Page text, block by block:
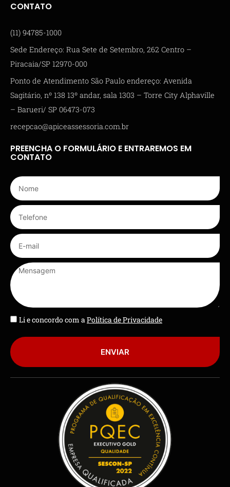
CONTATO
(11) 94785-1000
Sede Endereço: Rua Sete de Setembro, 262 Centro –
Piracaia/SP 12970-000
Ponto de Atendimento São Paulo endereço: Avenida
Sagitário, nº 138 13º andar, sala 1303 – Torre City Alphaville
– Barueri/ SP 06473-073
recepcao@apiceassessoria.com.br
PREENCHA O FORMULÁRIO E ENTRAREMOS EM
CONTATO
Li e concordo com aPolítica de Privacidade
ENVIAR